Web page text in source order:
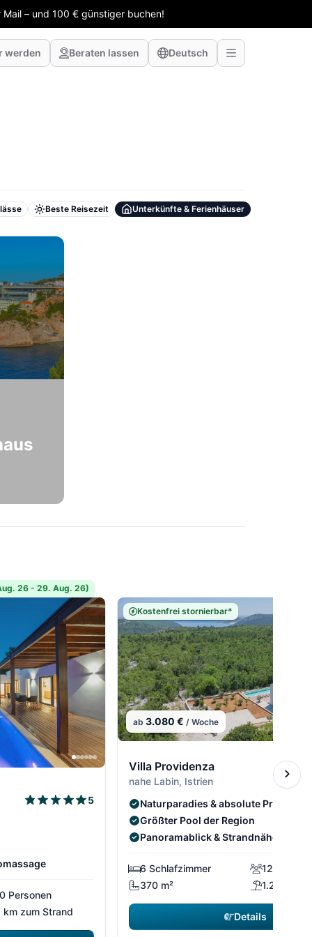
– und 100 € günstiger buchen!
werden Beraten lassen Deutsch
Beste Reisezeit
Unterkünfte & Ferienhäuser
26 - 29. Aug. 26)
5
Personen
km zum Strand
Kostenfrei stornierbar*
ab 3.080 € / Woche
Villa Providenza
nahe Labin, Istrien
Naturparadies & absolute
Größter Pool der Region
Panoramablick & Strandnähe
6 Schlafzimmer
12
370 m²
1.2 km
Details